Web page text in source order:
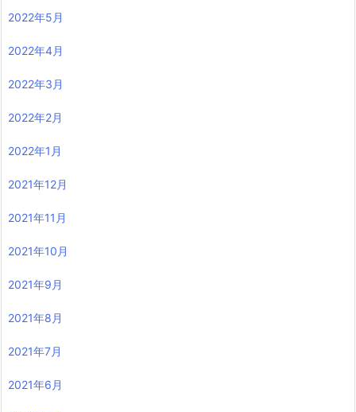
2022年5月
2022年4月
2022年3月
2022年2月
2022年1月
2021年12月
2021年11月
2021年10月
2021年9月
2021年8月
2021年7月
2021年6月